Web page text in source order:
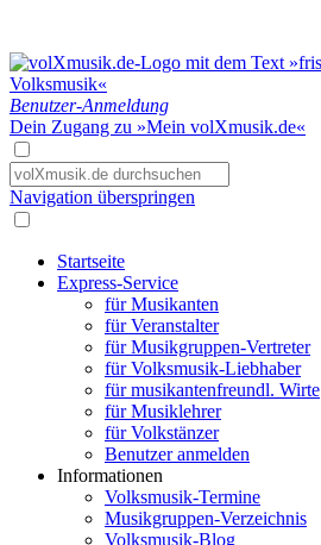
Benutzer-Anmeldung
Dein Zugang zu »Mein volXmusik.de«
Navigation überspringen
Startseite
Express-Service
für Musikanten
für Veranstalter
für Musikgruppen-Vertreter
für Volksmusik-Liebhaber
für musikantenfreundl. Wirte
für Musiklehrer
für Volkstänzer
Benutzer anmelden
Informationen
Volksmusik-Termine
Musikgruppen-Verzeichnis
Volksmusik-Blog